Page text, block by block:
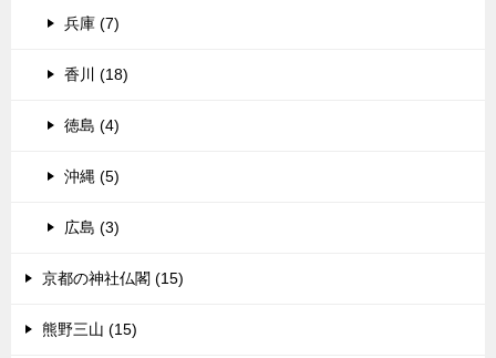
兵庫 (7)
香川 (18)
徳島 (4)
沖縄 (5)
広島 (3)
京都の神社仏閣 (15)
熊野三山 (15)